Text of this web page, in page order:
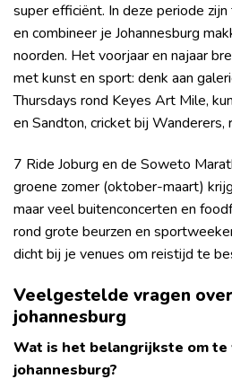
super efficiënt. In deze periode
en combineer je Johannesburg
noorden. Het voorjaar en najaar
met kunst en sport: denk aan
Thursdays rond Keyes Art Mile,
en Sandton, cricket bij Wanderers,
7 Ride Joburg en de Soweto
groene zomer (oktober-maart)
maar veel buitenconcerten en
rond grote beurzen en
dicht bij je venues om reistijd te
Veelgestelde vragen
johannesburg
Wat is het belangrijkste om
johannesburg?